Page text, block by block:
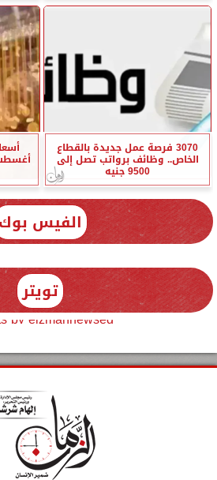
3070 فرصة عمل جديدة بالقطاع
الخاص.. وظائف برواتب تصل إلى
9500 جنيه
الفيس بوك
تويتر
by elzmannewseg